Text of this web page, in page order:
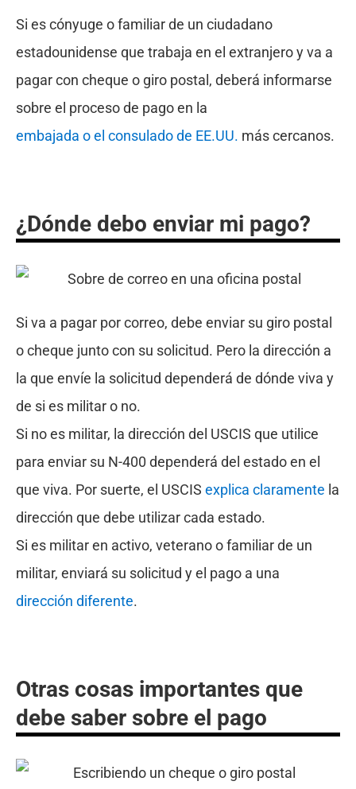
Si es cónyuge o familiar de un ciudadano
estadounidense que trabaja en el extranjero y va a
pagar con cheque o giro postal, deberá informarse
sobre el proceso de pago en la
embajada o el consulado de EE.UU. más cercanos.
¿Dónde debo enviar mi pago?
Si va a pagar por correo, debe enviar su giro postal
o cheque junto con su solicitud. Pero la dirección a
la que envíe la solicitud dependerá de dónde viva y
de si es militar o no.
Si no es militar, la dirección del USCIS que utilice
para enviar su N-400 dependerá del estado en el
que viva. Por suerte, el USCIS explica claramente la
dirección que debe utilizar cada estado.
Si es militar en activo, veterano o familiar de un
militar, enviará su solicitud y el pago a una
dirección diferente.
Otras cosas importantes que
debe saber sobre el pago